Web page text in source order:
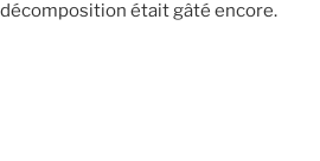
était gâté encore.